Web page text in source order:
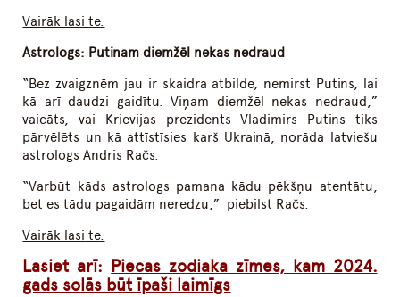
Vairāk lasite.
Astrologs: Putinam diemžēl nekas nedraud
“Bez zvaigznēm jau ir skaidra atbilde, nemirst Putins, lai
kā arī daudzi gaidītu. Viņam diemžēl nekas nedraud,”
vaicāts, vai Krievijas prezidents Vladimirs Putins tiks
pārvēlēts un kā attīstīsies karš Ukrainā, norāda latviešu
astrologs Andris Račs.
“Varbūt kāds astrologs pamana kādu pēkšņu atentātu,
bet es tādu pagaidām neredzu,” piebilst Račs.
Vairāk lasi te.
Lasiet arī: Piecas zodiaka zīmes, kam 2024.
gads solās būt īpaši laimīgs